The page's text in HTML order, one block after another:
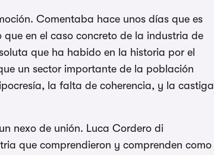
Comentaba hace unos días que es
en el caso concreto de la industria de
que ha habido en la historia por el
un sector importante de la población
la falta de coherencia, y la castiga
nexo de unión. Luca Cordero di
que comprendieron y comprenden como